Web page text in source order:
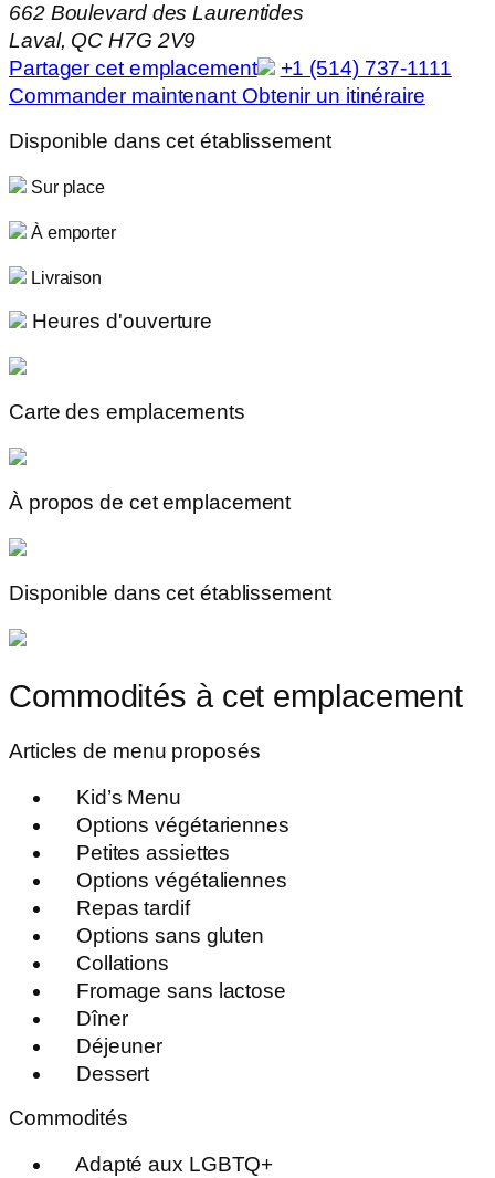
662 Boulevard des Laurentides
Laval, QC H7G 2V9
Partager cet emplacement
+1 (514) 737-1111
Commander maintenant Obtenir un itinéraire
Disponible dans cet établissement
Sur place
À emporter
Livraison
Heures d'ouverture
Carte des emplacements
À propos de cet emplacement
Disponible dans cet établissement
Commodités à cet emplacement
Articles de menu proposés
Kid’s Menu
Options végétariennes
Petites assiettes
Options végétaliennes
Repas tardif
Options sans gluten
Collations
Fromage sans lactose
Dîner
Déjeuner
Dessert
Commodités
Adapté aux LGBTQ+